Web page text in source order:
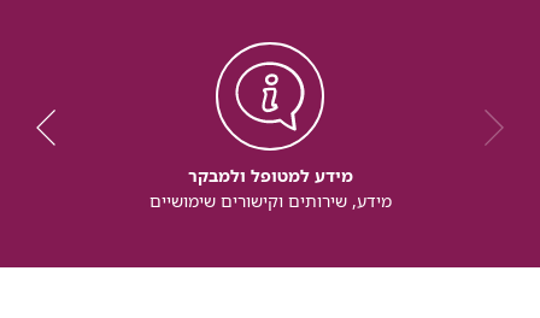
מידע למטופל ולמבקר
מידע, שירותים וקישורים שימושיים